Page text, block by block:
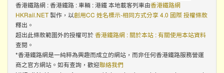
香港鐵路網 : 香港鐵路 : 車輛 : 港鐵 本地載客列車由香港鐵路網
HKRail.NET製作，以創用CC 姓名標示-相同方式分享 4.0 國際 授權條款
釋出。
超出此條款範圍外的授權可於香港鐵路網 : 關於本站 : 有關使用本站資料
查閱。
*香港鐵路網是一純粹為興趣而成立的網站，而非任何香港鐵路服務營運
商之官方網站。如有查詢，歡迎聯絡我們